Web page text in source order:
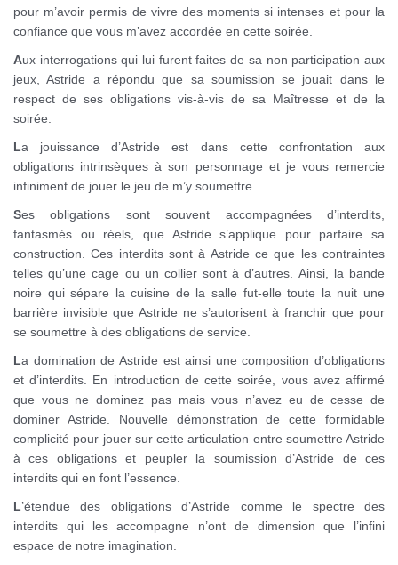
pour m’avoir permis de vivre des moments si intenses et pour la
confiance que vous m’avez accordée en cette soirée.
Aux interrogations qui lui furent faites de sa non participation aux
jeux, Astride a répondu que sa soumission se jouait dans le
respect de ses obligations vis-à-vis de sa Maîtresse et de la
soirée.
La jouissance d’Astride est dans cette confrontation aux
obligations intrinsèques à son personnage et je vous remercie
infiniment de jouer le jeu de m’y soumettre.
Ses obligations sont souvent accompagnées d’interdits,
fantasmés ou réels, que Astride s’applique pour parfaire sa
construction. Ces interdits sont à Astride ce que les contraintes
telles qu’une cage ou un collier sont à d’autres. Ainsi, la bande
noire qui sépare la cuisine de la salle fut-elle toute la nuit une
barrière invisible que Astride ne s’autorisent à franchir que pour
se soumettre à des obligations de service.
La domination de Astride est ainsi une composition d’obligations
et d’interdits. En introduction de cette soirée, vous avez affirmé
que vous ne dominez pas mais vous n’avez eu de cesse de
dominer Astride. Nouvelle démonstration de cette formidable
complicité pour jouer sur cette articulation entre soumettre Astride
à ces obligations et peupler la soumission d’Astride de ces
interdits qui en font l’essence.
L’étendue des obligations d’Astride comme le spectre des
interdits qui les accompagne n’ont de dimension que l’infini
espace de notre imagination.